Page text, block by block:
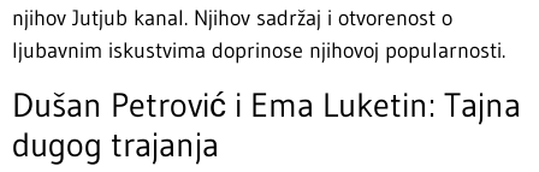
njihov Jutjub kanal. Njihov sadržaj i otvorenost o
ljubavnim iskustvima doprinose njihovoj popularnosti.
Dušan Petrović i Ema Luketin: Tajna
dugog trajanja